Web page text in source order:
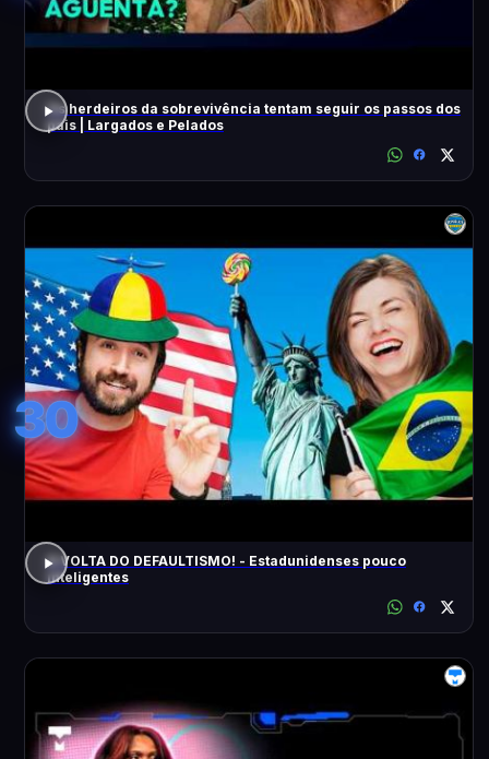
Os herdeiros da sobrevivência tentam seguir os passos dos
pais | Largados e Pelados
30
A VOLTA DO DEFAULTISMO! - Estadunidenses pouco
inteligentes